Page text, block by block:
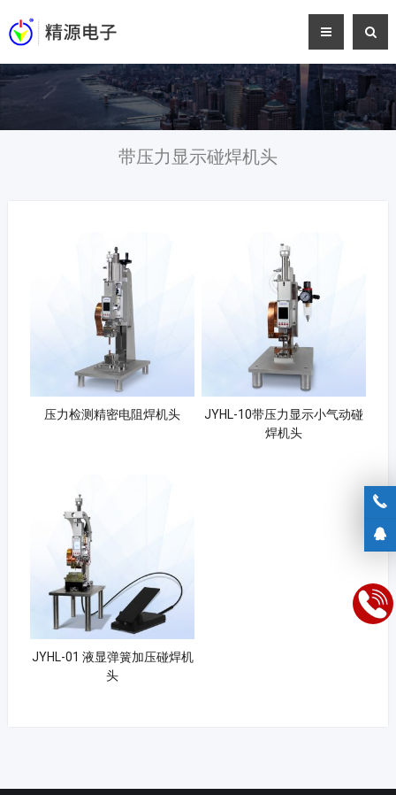
带压力显示碰焊机头
压力检测精密电阻焊机头
JYHL-10带压力显示小气动碰
焊机头
JYHL-01 液显弹簧加压碰焊机
头